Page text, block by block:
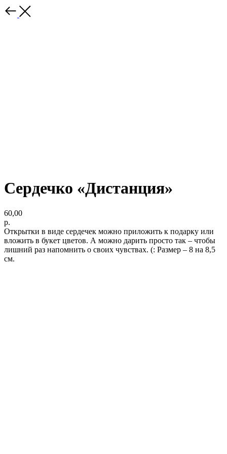
Сердечко «Дистанция»
60,00
р.
Открытки в виде сердечек можно приложить к подарку или
вложить в букет цветов. А можно дарить просто так – чтобы
лишний раз напомнить о своих чувствах. (: Размер – 8 на 8,5
см.